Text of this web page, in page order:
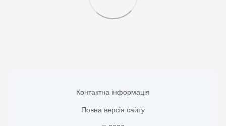
Контактна інформація
Повна версія сайту